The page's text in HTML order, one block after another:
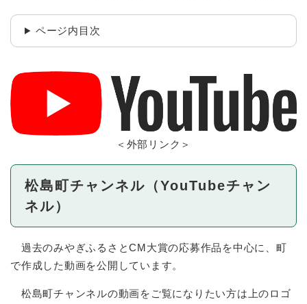
ページ内目次
＜外部リンク＞
松島町チャンネル（YouTubeチャン
ネル）
過去のみやぎふるさとCM大賞の応募作品を中心に、町
で作成した動画を公開しています。
松島町チャンネルの動画をご覧になりたい方は上のロゴ